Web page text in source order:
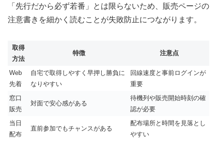
「先行だから必ず若番」とは限らないため、販売ページの
注意書きを細かく読むことが失敗防止につながります。
取得
方法
特徴 注意点
Web
先着
自宅で取得しやすく早押し勝負に
なりやすい
回線速度と事前ログインが
重要
窓口
販売
対面で安心感がある
待機列や販売開始時刻の確
認が必要
当日
配布
直前参加でもチャンスがある
配布場所と時間を見落とし
やすい